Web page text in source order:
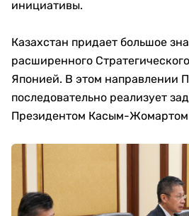
инициативы.
Казахстан придает большое
расширенного
Японией. В этом направлении
последовательно реализует
Президентом Касым-Жомартом